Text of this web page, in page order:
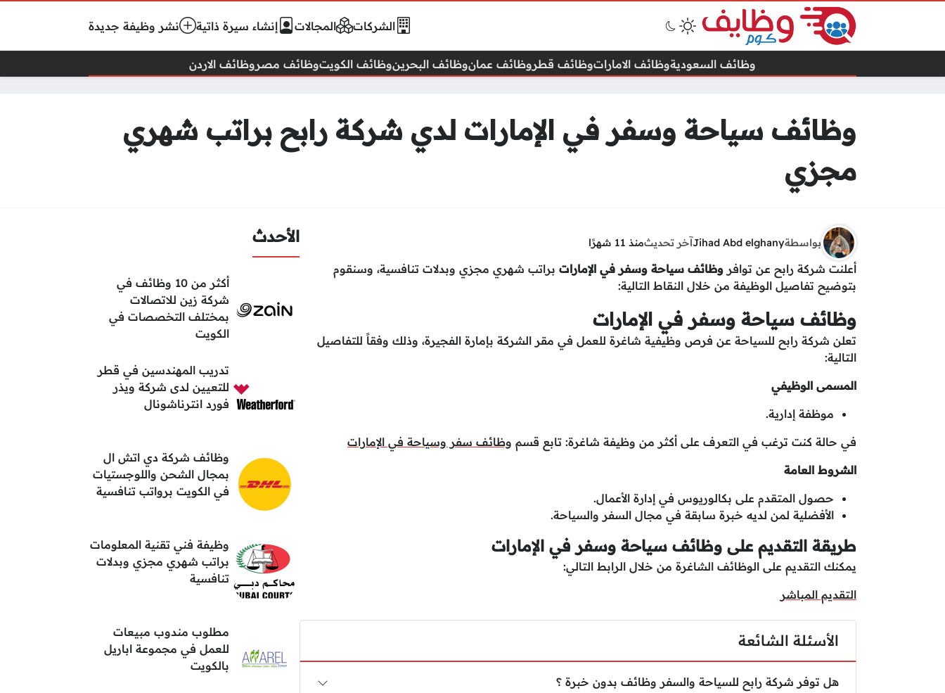
الشركات المجالات إنشاء سيرة ذاتية نشر وظيفة جديدة
وظائف السعوديةوظائف الاماراتوظائف قطروظائف عمانوظائف البحرينوظائف الكويتوظائف مصروظائف الاردن
وظائف سياحة وسفر في الإمارات لدي شركة رابح براتب شهري
مجزي
الأحدث
أكثر من 10 وظائف في
شركة زين للاتصالات
بمختلف التخصصات في
الكويت
تدريب المهندسين في قطر
للتعيين لدى شركة ويذر
فورد انترناشونال
وظائف شركة دي اتش ال
بمجال الشحن واللوجستيات
في الكويت برواتب تنافسية
وظيفة فني تقنية المعلومات
براتب شهري مجزي وبدلات
تنافسية
مطلوب مندوب مبيعات
للعمل في مجموعة اباريل
بالكويت
بواسطةJihad Abd elghanyآخر تحديثمنذ 11 شهرًا
أعلنت شركة رابح عن توافر وظائف سياحة وسفر في الإمارات براتب شهري مجزي وبدلات تنافسية، وسنقوم
بتوضيح تفاصيل الوظيفة من خلال النقاط التالية:
وظائف سياحة وسفر في الإمارات
تعلن شركة رابح للسياحة عن فرص وظيفية شاغرة للعمل في مقر الشركة بإمارة الفجيرة، وذلك وفقاً للتفاصيل
التالية:
المسمى الوظيفي
موظفة إدارية.
في حالة كنت ترغب في التعرف على أكثر من وظيفة شاغرة: تابع قسم وظائف سفر وسياحة في الإمارات
الشروط العامة
حصول المتقدم على بكالوريوس في إدارة الأعمال.
الأفضلية لمن لديه خبرة سابقة في مجال السفر والسياحة.
طريقة التقديم على وظائف سياحة وسفر في الإمارات
يمكنك التقديم على الوظائف الشاغرة من خلال الرابط التالي:
التقديم المباشر
الأسئلة الشائعة
هل توفر شركة رابح للسياحة والسفر وظائف بدون خبرة ؟